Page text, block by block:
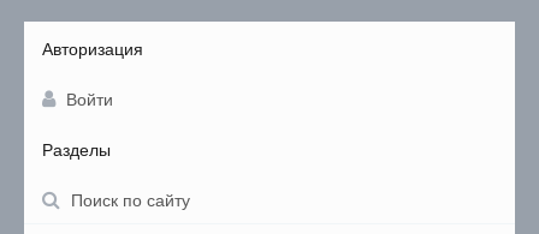
Авторизация
Войти
Разделы
Поиск по сайту